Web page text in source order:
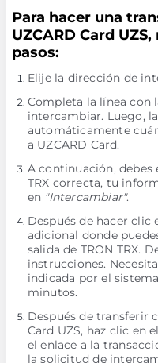
Para hacer una
UZCARD Card
pasos:
Elije la dirección de
Completa la línea con
intercambiar. Luego,
automáticamente
a UZCARD Card.
A continuación,
TRX correcta, tu
en "Intercambiar".
Después de hacer clic
adicional donde
salida de TRON TRX.
instrucciones.
indicada por el
minutos.
Después de transferir
Card UZS, haz clic en
el enlace a la
la solicitud de